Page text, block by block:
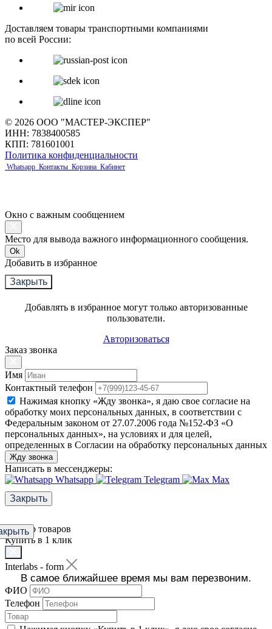
Доставляем товары транспортными компаниями
по всей России:
© 2026 ООО "МАСТЕР-ЭКСПЕР"
ИНН: 7838400585
КПП: 781601001
Политика конфиденциальности
Whatsapp Контакты Корзина Кабинет
Окно с важным сообщением
Место для вывода важного информационного сообщения.
Ok
Добавить в избранное
Закрыть
Добавлять в избранное могут только авторизованные
пользователи.
Авторизоваться
Заказ звонка
Имя
Контактный телефон
Нажимая кнопку «Жду звонка», я даю свое согласие на
обработку моих персональных данных, в соответствии с
Федеральным законом от 27.07.2006 года №152-ФЗ «О
персональных данных», на условиях и для целей,
определенных в Согласии на обработку персональных данных
Жду звонка
Написать в мессенджеры:
Whatsapp
Telegram
Max
Закрыть
Фильтр товаров
Купить в 1 клик
Interlabs - form
В самое ближайшее время мы вам перезвоним.
ФИО
Телефон